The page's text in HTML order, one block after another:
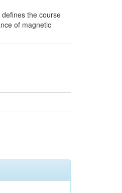
the course
of magnetic